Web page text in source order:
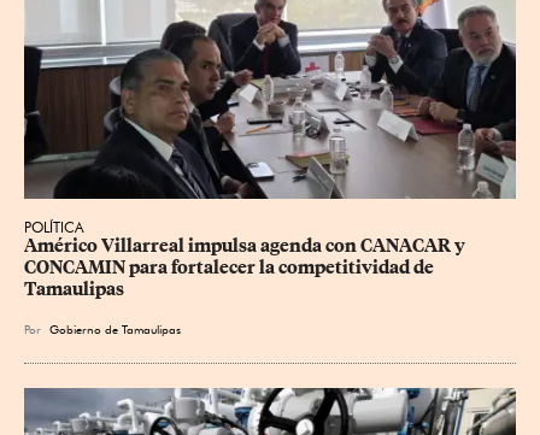
POLÍTICA
Américo Villarreal impulsa agenda con CANACAR y
CONCAMIN para fortalecer la competitividad de
Tamaulipas
Por Gobierno de Tamaulipas